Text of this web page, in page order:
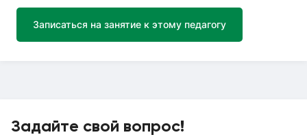
Записаться на занятие к этому педагогу
Задайте свой вопрос!